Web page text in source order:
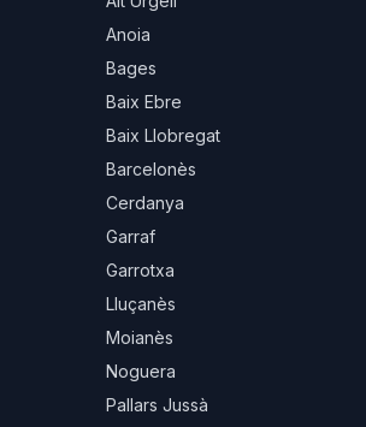
Anoia
Bages
Baix Ebre
Baix Llobregat
Barcelonès
Cerdanya
Garraf
Garrotxa
Lluçanès
Moianès
Noguera
Pallars Jussà